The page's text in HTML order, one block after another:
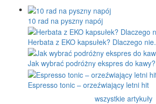
10 rad na pyszny napój
Herbata z EKO kapsułek? Dlaczego nie.
Jak wybrać podróżny ekspres do kawy?
Espresso tonic – orzeźwiający letni hit
wszystkie artykuły